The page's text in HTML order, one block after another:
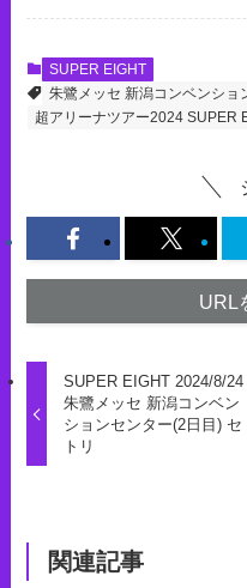
SUPER EIGHT
朱鷺メッセ 新潟コンベンショ
超アリーナツアー2024 SUPER
URL
SUPER EIGHT 2024/8/24
朱鷺メッセ 新潟コンベン
ションセンター(2日目) セ
トリ
関連記事